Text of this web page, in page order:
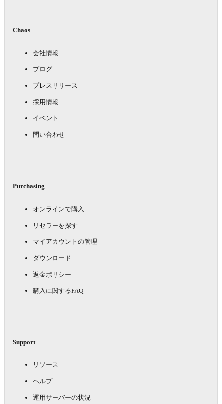
Chaos
会社情報
ブログ
プレスリリース
採用情報
イベント
問い合わせ
Purchasing
オンラインで購入
リセラーを探す
マイアカウントの管理
ダウンロード
返金ポリシー
購入に関するFAQ
Support
リソース
ヘルプ
運用サーバーの状況